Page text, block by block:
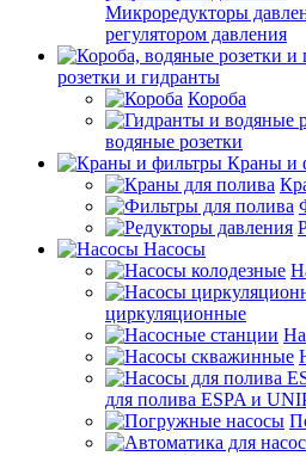
Микроредукторы
регулятором давления
розетки и гидранты
Короба
водяные розетки
Краны и
Насосы
циркуляционные
для полива ESPA и